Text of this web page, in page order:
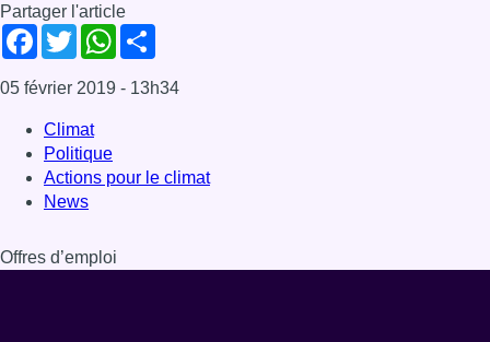
Partager l'article
Facebook
TwitterWhatsApp
05 février 2019 - 13h34
Climat
Politique
Actions pour le climat
News
Offres d’emploi